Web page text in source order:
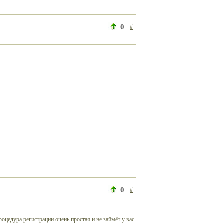
0 #
0 #
регистрации очень простая и не займёт у вас